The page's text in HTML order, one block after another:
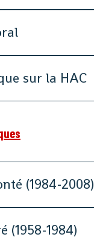
sur la HAC
(1984-2008)
(1958-1984)